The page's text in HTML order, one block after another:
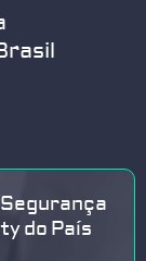
do País